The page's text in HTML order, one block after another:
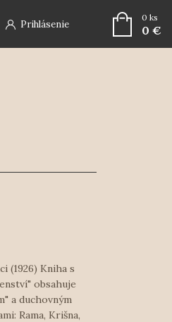
Prihlásenie
0 ks
0 €
(1926) Kniha s
obsahuje
a duchovným
Rama, Krišna,